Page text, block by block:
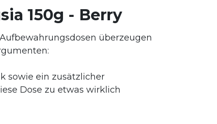
150g - Berry
überzeugen
sowie ein zusätzlicher
Dose zu etwas wirklich